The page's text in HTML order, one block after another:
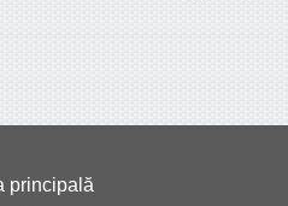
principală